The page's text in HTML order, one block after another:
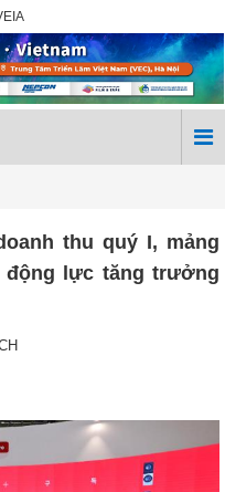
thu quý I, mảng
lực tăng trưởng